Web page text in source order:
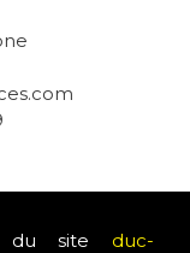
du site duc-